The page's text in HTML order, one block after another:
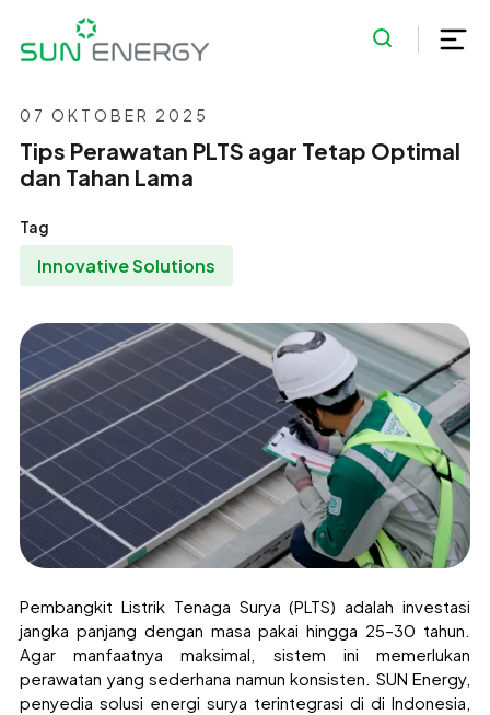
07 OKTOBER 2025
Tips Perawatan PLTS agar Tetap Optimal
dan Tahan Lama
Tag
Innovative Solutions
Pembangkit Listrik Tenaga Surya (PLTS) adalah investasi
jangka panjang dengan masa pakai hingga 25–30 tahun.
Agar manfaatnya maksimal, sistem ini memerlukan
perawatan yang sederhana namun konsisten. SUN Energy,
penyedia solusi energi surya terintegrasi di di Indonesia,